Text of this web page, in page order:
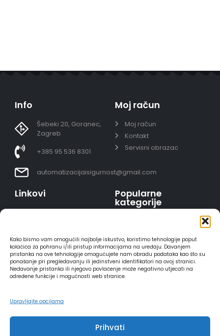
Kako bismo vam omogućili najbolje iskustvo, koristimo tehnologije poput
kolačića za pohranu i/ili pristup informacijama na uređaju. Davanjem
pristanka na ove tehnologije omogućujete nam obradu podataka kao što su
ponašanje pri pregledavanju ili jedinstveni identifikatori na ovoj stranici.
Nedavanje pristanka ili njegovo povlačenje može negativno utjecati na
određene funkcije i mogućnosti web stranice.
Upravljajte opcijama
Prihvati
Info
Šebeki 20, Goranec,
Zagreb
+385 95 536 8301
automatizacijaisigurnost@gmail.com
Moj račun
Moj račun
Kontakt
Servisni obrazac
Linkovi
Sigurno plaćanje
karticama
Dostava
Načini plaćanja
Raskid ugovora
Popularne
kategorije
Video nadzor - kompleti
AJAX alarmi
HIKVISION portafoni
REOLINK kamere
DVC portafoni
2025 - Automatizacija i sigurnost